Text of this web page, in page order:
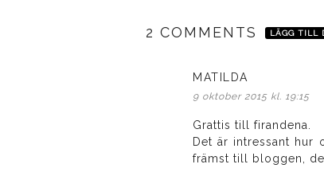
2 COMMENTS LÄGG TILL
MATILDA
9 oktober 2015 kl. 19:15
Grattis till firandena.
Det är intressant hur
främst till bloggen,